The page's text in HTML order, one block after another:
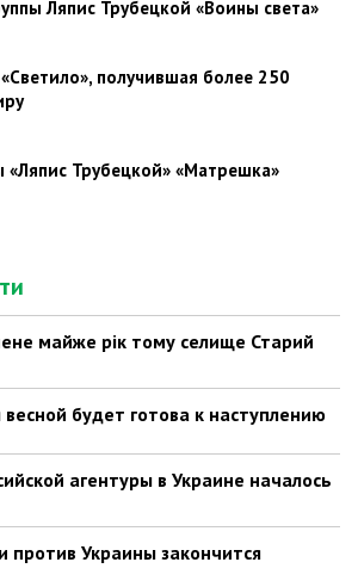
Ляпис Трубецкой «Воины света»
получившая более 250
«Ляпис Трубецкой» «Матрешка»
майже рік тому селище Старий
будет готова к наступлению
агентуры в Украине началось
против Украины закончится